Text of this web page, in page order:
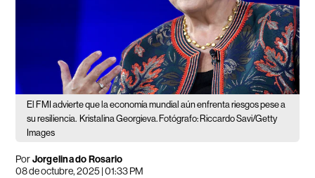
El FMI advierte que la economía mundial aún enfrenta riesgos pese a
su resiliencia. Kristalina Georgieva. Fotógrafo: Riccardo Savi/Getty
Images
PorJorgelina do Rosario
08 de octubre, 2025 | 01:33 PM